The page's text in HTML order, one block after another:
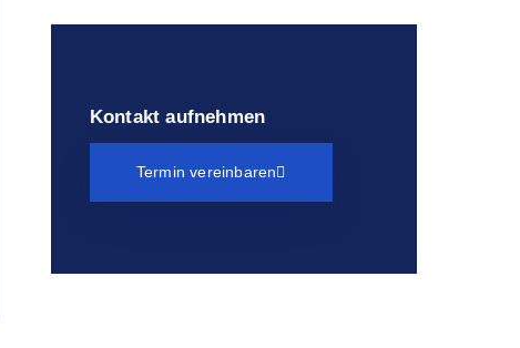
Kontakt aufnehmen
Termin vereinbaren